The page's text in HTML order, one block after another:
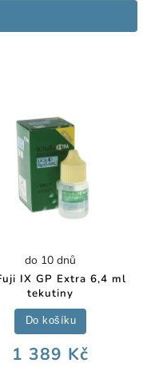
IX GP Extra 6,4 ml
tekutiny
do 10 dnů
1 389 Kč
Do košíku